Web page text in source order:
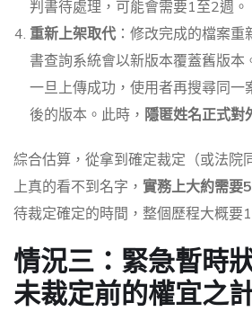
判書待處理，可能會需要1至2週。
重新上架取代 ：修改完成的檔案
書查詢系統會以新版本覆蓋舊版本
一旦上傳成功，使用者再搜尋同一
後的版本。此時， 隱匿姓名正式對
綜合估算，從拿到確定裁定（或法院
上真的看不到名字， 實務上大約需要
待裁定確定的時間，整個歷程大概要
情況三：緊急暫時
未裁定前的權宜之